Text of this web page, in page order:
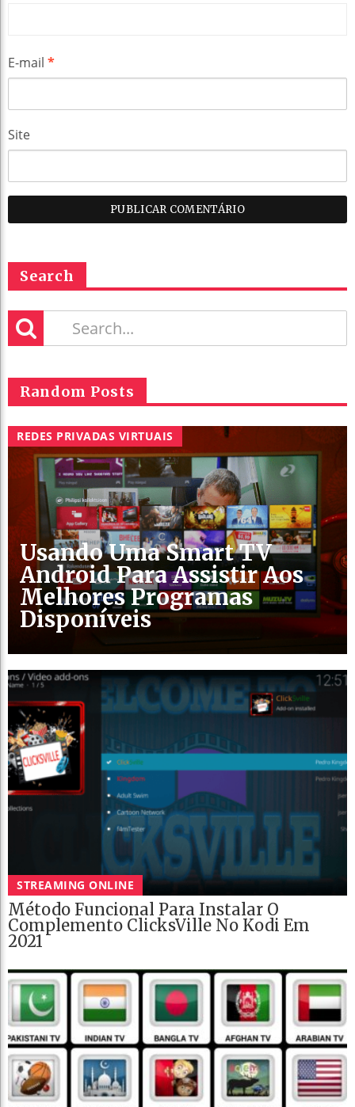
E-mail *
Site
Search
Random Posts
REDES PRIVADAS VIRTUAIS
Usando Uma Smart TV
Android Para Assistir Aos
Melhores Programas
Disponíveis
STREAMING ONLINE
Método Funcional Para Instalar O
Complemento ClicksVille No Kodi Em
2021